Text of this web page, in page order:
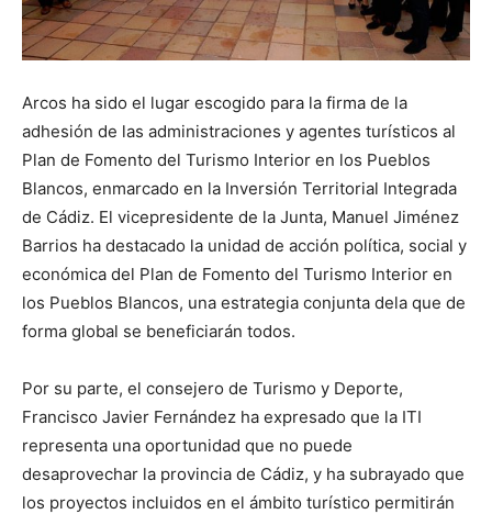
Arcos ha sido el lugar escogido para la firma de la
adhesión de las administraciones y agentes turísticos al
Plan de Fomento del Turismo Interior en los Pueblos
Blancos, enmarcado en la Inversión Territorial Integrada
de Cádiz. El vicepresidente de la Junta, Manuel Jiménez
Barrios ha destacado la unidad de acción política, social y
económica del Plan de Fomento del Turismo Interior en
los Pueblos Blancos, una estrategia conjunta dela que de
forma global se beneficiarán todos.
Por su parte, el consejero de Turismo y Deporte,
Francisco Javier Fernández ha expresado que la ITI
representa una oportunidad que no puede
desaprovechar la provincia de Cádiz, y ha subrayado que
los proyectos incluidos en el ámbito turístico permitirán